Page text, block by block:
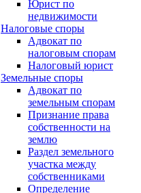
Юрист по
недвижимости
Налоговые споры
Адвокат по
налоговым спорам
Налоговый юрист
Земельные споры
Адвокат по
земельным спорам
Признание права
собственности на
землю
Раздел земельного
участка между
собственниками
Определение